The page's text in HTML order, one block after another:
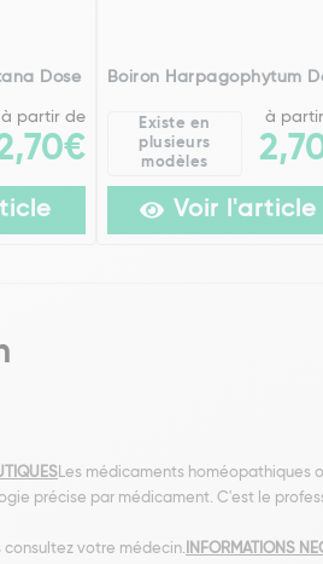
Dose
à partir de
Boiron Harpagophytum
Existe en
plusieurs
modèles
à
Voir l'article
Les médicaments homéopathiques
précise par médicament. C'est le
consultez votre médecin. INFORMATIONS